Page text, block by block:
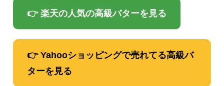
👉 楽天の人気の高級バターを見る
👉 Yahooショッピングで売れてる高級バ
ターを見る